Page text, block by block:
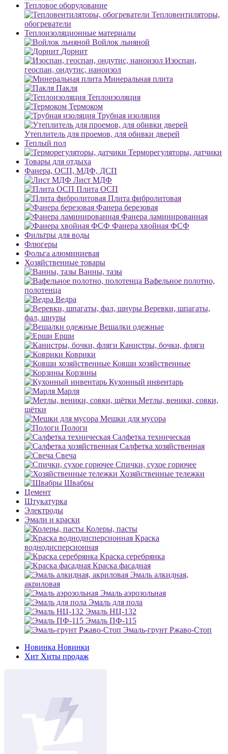
Тепловое оборудование
Тепловентиляторы,
обогреватели
Теплоизоляционные материалы
Войлок льняной
Дорнит
Изоспан,
геоспан, ондутис, наноизол
Минеральная плита
Пакля
Теплоизоляция
Термоком
Трубная изоляция
Утеплитель для проемов, для обивки дверей
Теплый пол
Терморегуляторы, датчики
Товары для отдыха
Фанера, ОСП, МДФ, ДСП
Лист МДФ
Плита ОСП
Плита фибролитовая
Фанера березовая
Фанера ламинированная
Фанера хвойная ФСФ
Фильтры для воды
Флюгеры
Фольга алюминиевая
Хозяйственные товары
Ванны, тазы
Вафельное полотно,
полотенца
Ведра
Веревки, шпагаты,
фал, шнуры
Вешалки одежные
Ерши
Канистры, бочки, фляги
Коврики
Ковши хозяйственные
Корзины
Кухонный инвентарь
Марля
Метлы, веники, совки,
щётки
Мешки для мусора
Пологи
Салфетка техническая
Салфетка хозяйственная
Свеча
Спички, сухое горючее
Хозяйственные тележки
Швабры
Цемент
Штукатурка
Электроды
Эмали и краски
Колеры, пасты
Краска
воднодисперсионная
Краска серебрянка
Краска фасадная
Эмаль алкидная,
акриловая
Эмаль аэрозольная
Эмаль для пола
Эмаль НЦ-132
Эмаль ПФ-115
Эмаль-грунт Ржаво-Стоп
Новинка Новинки
Хит Хиты продаж